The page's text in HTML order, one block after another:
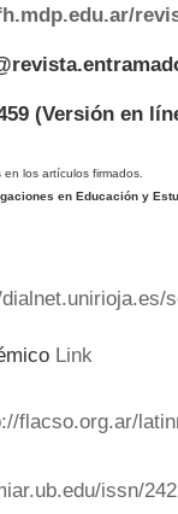
(Versión en
los artículos firmados.
en Educación y
Link
flacso.org.ar/
issn/